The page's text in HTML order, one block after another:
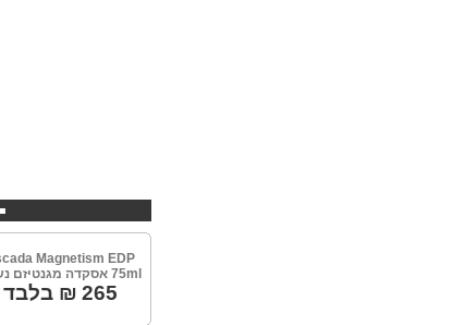
EBHV קניות במחירים מיוחדים באתר
Magnetism EDP
75ml אסקדה מגנטיזם נשים
265 ₪ בלבד